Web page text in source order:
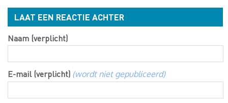
LAAT EEN REACTIE ACHTER
Naam (verplicht)
E-mail (verplicht) (wordt niet gepubliceerd)